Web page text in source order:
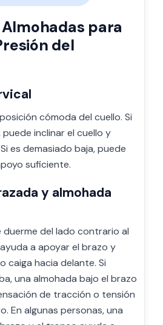
para
del
cómoda del cuello. Si
inclinar el cuello y
es demasiado baja, puede
suficiente.
y almohada
del lado contrario al
a apoyar el brazo y
caiga hacia delante. Si
una almohada bajo el brazo
de tracción o tensión
En algunas personas, una